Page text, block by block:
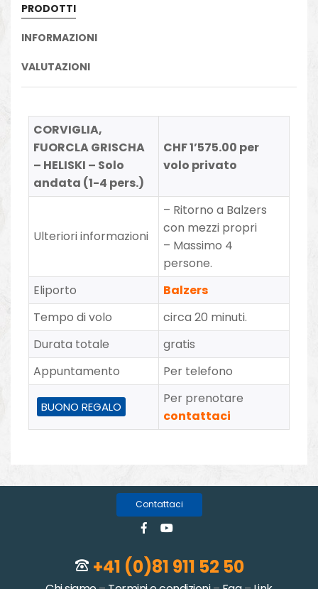
PRODOTTI
INFORMAZIONI
VALUTAZIONI
CORVIGLIA,
FUORCLA GRISCHA
– HELISKI – Solo
andata (1-4 pers.)
CHF 1’575.00 per
volo privato
Ulteriori informazioni
– Ritorno a Balzers
con mezzi propri
– Massimo 4
persone.
Eliporto
Balzers
Tempo di volo
circa 20 minuti.
Durata totale
gratis
Appuntamento
Per telefono
BUONO REGALO
Per prenotare
contattaci
Contattaci
+41 (0)81 911 52 50